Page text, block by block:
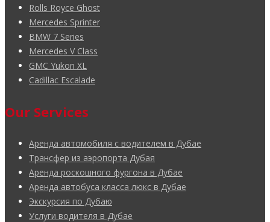
Rolls Royce Ghost
Mercedes Sprinter
BMW 7 Series
Mercedes V Class
GMC Yukon XL
Cadillac Escalade
Our Services
Аренда автомобиля с водителем в Дубае
Трансфер из аэропорта Дубая
Аренда роскошного фургона в Дубае
Аренда автобуса класса люкс в Дубае
Экскурсия по Дубаю
Услуги водителя в Дубае